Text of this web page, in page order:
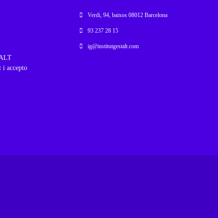
accepto
Verdi, 94, baixos 08012 Barcelona
93 237 28 15
ig@institutgestalt.com